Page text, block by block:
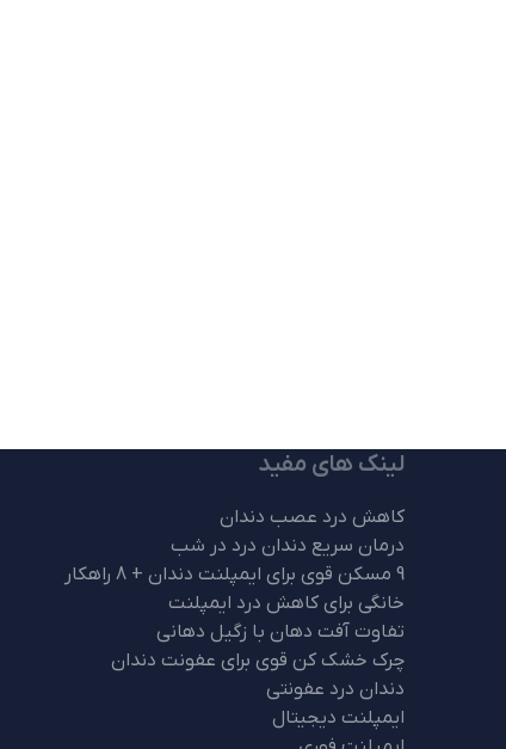
لینک های مفید
کاهش درد عصب دندان
درمان سریع دندان درد در شب
9 مسکن قوی برای ایمپلنت دندان + 8 راهکار
خانگی برای کاهش درد ایمپلنت
تفاوت آفت دهان با زگیل دهانی
چرک خشک کن قوی برای عفونت دندان
دندان درد عفونتی
ایمپلنت دیجیتال